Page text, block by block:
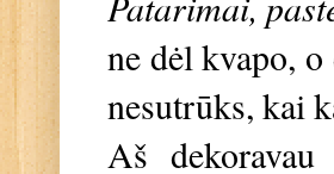
ne dėl kvapo,
nesutrūks, kai
Aš